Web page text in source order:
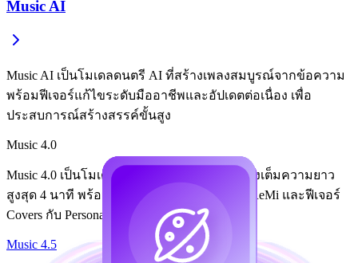
Music AI
Music AI เป็นโมเดลดนตรี AI ที่สร้างเพลงสมบูรณ์จากข้อความ
พร้อมฟีเจอร์แก้ไขระดับมืออาชีพและอัปเดตต่อเนื่อง เพื่อ
ประสบการณ์สร้างสรรค์ขั้นสูง
Music 4.0
Music 4.0 เป็นโมเดลเพลง AI ขั้นสูงที่สร้างเพลงเต็มความยาว
สูงสุด 4 นาที พร้อมเสียงคุณภาพสูง เนื้อเพลง ReMi และฟีเจอร์
Covers กับ Personas
Music 4.5